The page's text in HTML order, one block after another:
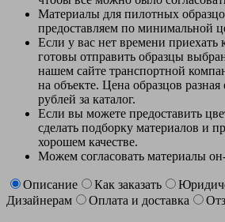
Материалы для пилотных
предоставляем по минимальной
Если у вас нет времени
готовы отправить образцы
нашем сайте транспортной
на объекте. Цена образцов
рублей за каталог.
Если вы можете предоставить
сделать подборку материалов и
хорошем качестве.
Можем согласовать материалы
Описание Как заказать
Дизайнерам
Оплата и доставка